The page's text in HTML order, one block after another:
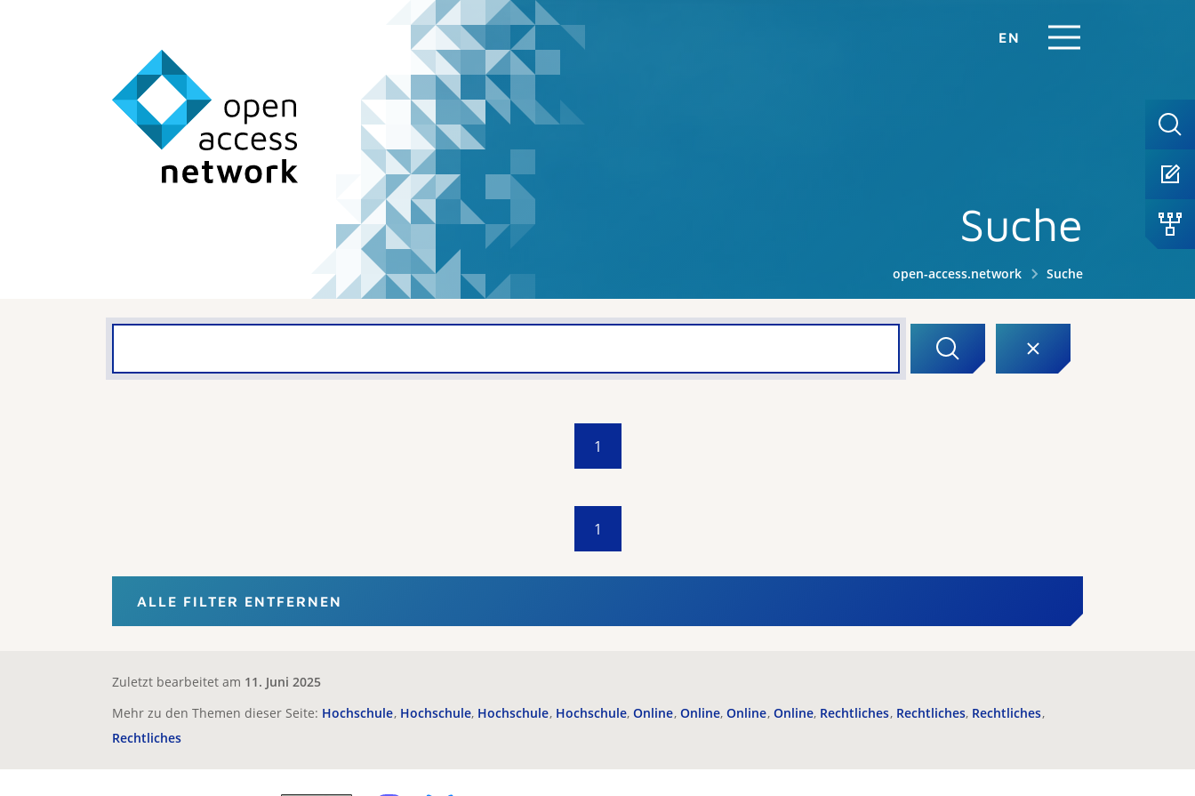
EN
Suche
open-access.network Suche
1
1
ALLE FILTER ENTFERNEN
Zuletzt bearbeitet am 11. Juni 2025
Mehr zu den Themen dieser Seite: Hochschule Hochschule Hochschule Hochschule Online Online Online Online Rechtliches Rechtliches Rechtliches
Rechtliches